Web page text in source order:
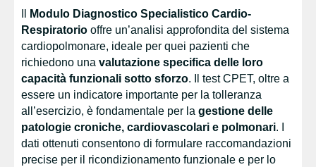
Modulo Diagnostico Specialistico Cardio-
Respiratorio offre un’analisi approfondita del sistema
cardiopolmonare, ideale per quei pazienti che
richiedono una valutazione specifica delle loro
capacità funzionali sotto sforzo. Il test CPET, oltre a
essere un indicatore importante per la tolleranza
all’esercizio, è fondamentale per la gestione delle
patologie croniche, cardiovascolari e polmonari. I
dati ottenuti consentono di formulare raccomandazioni
precise per il ricondizionamento funzionale e per lo